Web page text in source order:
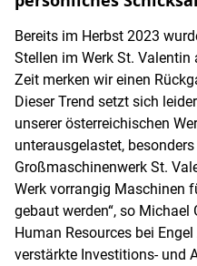
Bereits im Herbst 2023
Stellen im Werk St. Valentin
Zeit merken wir einen
Dieser Trend setzt sich
unserer österreichischen
unterausgelastet,
Großmaschinenwerk St.
Werk vorrangig Maschinen
gebaut werden“, so Michael
Human Resources bei
verstärkte Investitions- und